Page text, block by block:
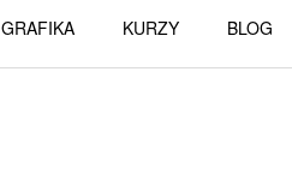
GRAFIKA KURZY BLOG